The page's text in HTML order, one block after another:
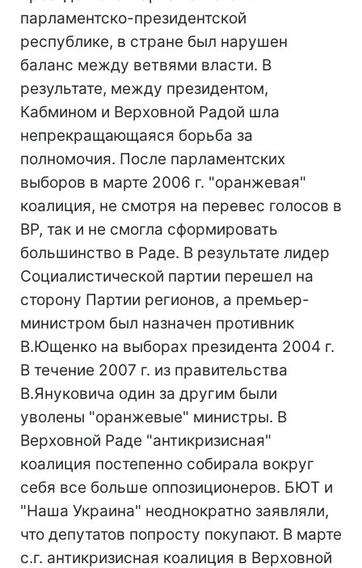
парламентско-президентской
республике, в стране был нарушен
баланс между ветвями власти. В
результате, между президентом,
Кабмином и Верховной Радой шла
непрекращающаяся борьба за
полномочия. После парламентских
выборов в марте 2006 г. "оранжевая"
коалиция, не смотря на перевес голосов в
ВР, так и не смогла сформировать
большинство в Раде. В результате лидер
Социалистической партии перешел на
сторону Партии регионов, а премьер-
министром был назначен противник
В.Ющенко на выборах президента 2004 г.
В течение 2007 г. из правительства
В.Януковича один за другим были
уволены "оранжевые" министры. В
Верховной Раде "антикризисная"
коалиция постепенно собирала вокруг
себя все больше оппозиционеров. БЮТ и
"Наша Украина" неоднократно заявляли,
что депутатов попросту покупают. В марте
с.г. антикризисная коалиция в Верховной